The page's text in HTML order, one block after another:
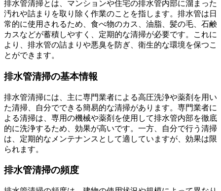
排水管清掃とは、マンションや住宅の排水管内部に溜まった
汚れや詰まりを取り除く作業のことを指します。排水管は日
常的に使用されるため、食べ物のカス、油脂、髪の毛、石鹸
カスなどが蓄積しやすく、定期的な清掃が必要です。これに
より、排水管の詰まりや悪臭を防ぎ、衛生的な環境を保つこ
とができます。
排水管清掃の基本情報
排水管清掃には、主に専門業者による高圧洗浄や薬剤を用い
た清掃、自分でできる簡易的な清掃があります。専門業者に
よる清掃は、専用の機械や薬剤を使用して排水管内部を徹底
的に洗浄するため、効果が高いです。一方、自分で行う清掃
は、定期的なメンテナンスとして適していますが、効果は限
られます。
排水管清掃の頻度